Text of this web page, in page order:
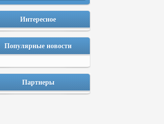
Интересное
Популярные новости
Партнеры